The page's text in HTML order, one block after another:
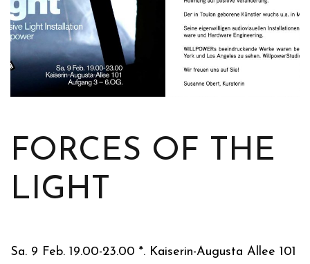
FORCES OF THE
LIGHT
Sa. 9 Feb. 19.00-23.00 *. Kaiserin-Augusta Allee 101